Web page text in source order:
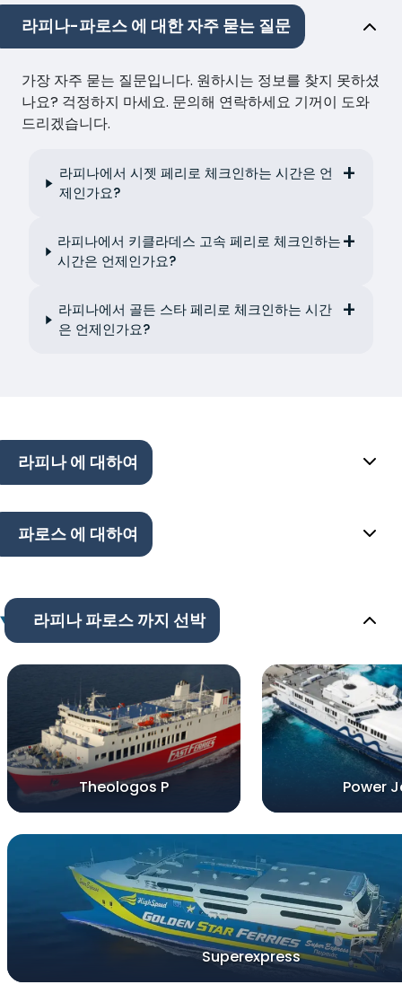
라피나-파로스 에 대한 자주 묻는 질문
가장 자주 묻는 질문입니다. 원하시는 정보를 찾지 못하셨
나요? 걱정하지 마세요. 문의해 연락하세요 기꺼이 도와
드리겠습니다.
라피나에서 시젯 페리로 체크인하는 시간은 언
제인가요?
라피나에서 키클라데스 고속 페리로 체크인하는
시간은 언제인가요?
라피나에서 골든 스타 페리로 체크인하는 시간
은 언제인가요?
라피나 에 대하여
파로스 에 대하여
라피나 파로스 까지 선박
Theologos P Power
Superexpress